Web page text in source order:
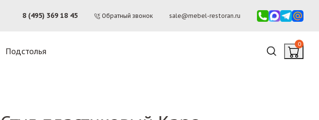
8 (495) 369 18 45 Обратный звонок sale@mebel-restoran.ru
Подстолья
0